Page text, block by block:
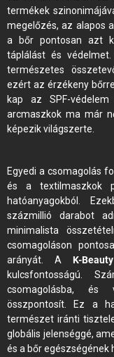
termékek
megelőzés, az alapos
a bőr pontosan azt
táplálást és
természetes
ezért az érzékeny
kap az SPF-
arcmaszkok ma már
képezik világszerte.
Egyedi a csomagolás
és a textilmaszkok
hatóanyagokból.
százmillió darabot
minimalista
csomagoláson
arányát. A K-Beauty
kulcsfontosságú.
csomagolásba, és
összpontosít. Ez a
természet iránti
globális jelenséggé,
és a bőr egészségének
Iratkozz fel a